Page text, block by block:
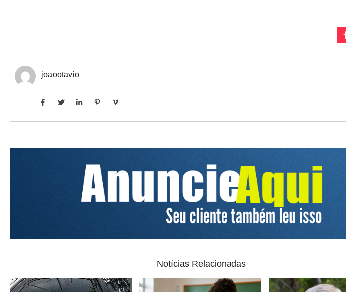
joaootavio
Notícias Relacionadas